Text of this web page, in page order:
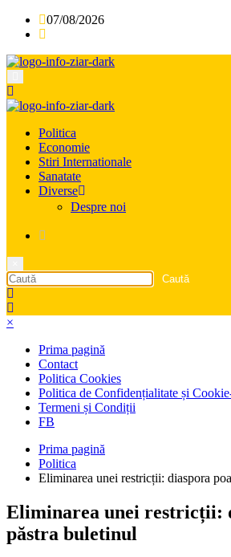
07/08/2026
Politica
Economie
Stiri Internationale
Sanatate
Diverse
Despre noi
×
Prima pagină
Contact
Politica Cookies
Politica de Confidențialitate și
Termeni și Condiții
FB
Prima pagină
Politica
Eliminarea unei restricții: diaspora
Eliminarea unei restricții:
păstra buletinul